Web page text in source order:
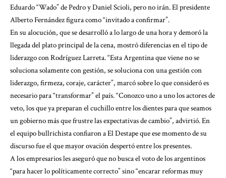
Eduardo “Wado” de Pedro y Daniel Scioli, pero no irán. El presidente
Alberto Fernández figura como “invitado a confirmar”.
En su alocución, que se desarrolló a lo largo de una hora y demoró la
llegada del plato principal de la cena, mostró diferencias en el tipo de
liderazgo con Rodríguez Larreta. “Esta Argentina que viene no se
soluciona solamente con gestión, se soluciona con una gestión con
liderazgo, firmeza, coraje, carácter”, marcó sobre lo que consideró es
necesario para “transformar” el país. “Conozco uno a uno los actores de
veto, los que ya preparan el cuchillo entre los dientes para que seamos
un gobierno más que frustre las expectativas de cambio”, advirtió. En
el equipo bullrichista confiaron a El Destape que ese momento de su
discurso fue el que mayor ovación despertó entre los presentes.
A los empresarios les aseguró que no busca el voto de los argentinos
“para hacer lo políticamente correcto” sino “encarar reformas muy